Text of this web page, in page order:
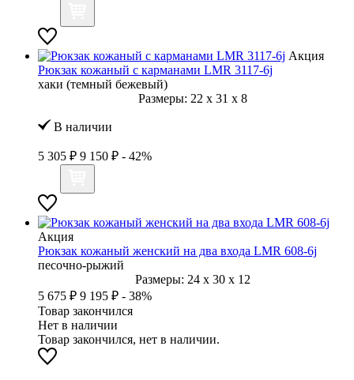
Акция
Рюкзак кожаный с карманами LMR 3117-6j
хаки (темный бежевый)
Размеры: 22 x 31 x 8
В наличии
5 305 ₽ 9 150 ₽ - 42%
Акция
Рюкзак кожаный женский на два входа LMR 608-6j
песочно-рыжий
Размеры: 24 x 30 x 12
5 675 ₽ 9 195 ₽ - 38%
Товар закончился
Нет в наличии
Товар закончился, нет в наличии.